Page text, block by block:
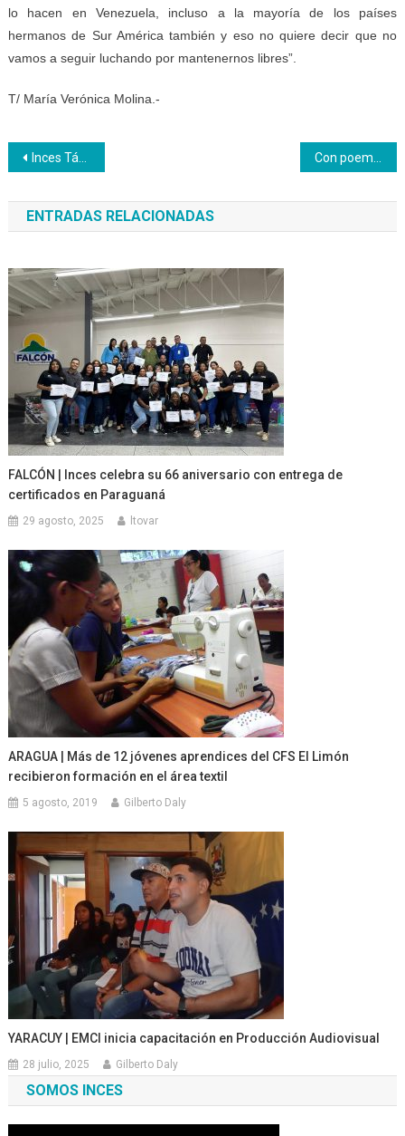
lo hacen en Venezuela, incluso a la mayoría de los países
hermanos de Sur América también y eso no quiere decir que no
vamos a seguir luchando por mantenernos libres”.
T/ María Verónica Molina.-
Navegación
de
entradas
Inces Táchira en la vanguardia con Maduro
ENTRADAS RELACIONADAS
FALCÓN | Inces celebra su 66 aniversario con entrega de
certificados en Paraguaná
29 agosto, 2025 ltovar
ARAGUA | Más de 12 jóvenes aprendices del CFS El Limón
recibieron formación en el área textil
5 agosto, 2019 Gilberto Daly
YARACUY | EMCI inicia capacitación en Producción Audiovisual
28 julio, 2025 Gilberto Daly
SOMOS INCES